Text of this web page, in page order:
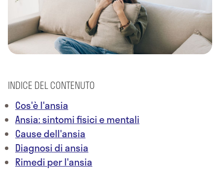
INDICE DEL CONTENUTO
Cos'è l'ansia
Ansia: sintomi fisici e mentali
Cause dell'ansia
Diagnosi di ansia
Rimedi per l'ansia